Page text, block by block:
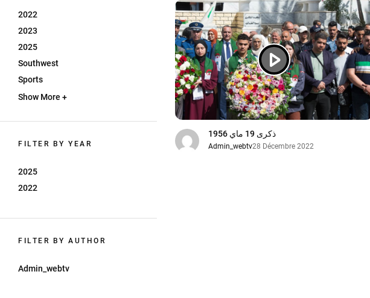
2022
2023
2025
Southwest
Sports
Show More +
FILTER BY YEAR
2025
2022
FILTER BY AUTHOR
Admin_webtv
ذكرى 19 ماي 1956
Admin_webtv28 Décembre 2022